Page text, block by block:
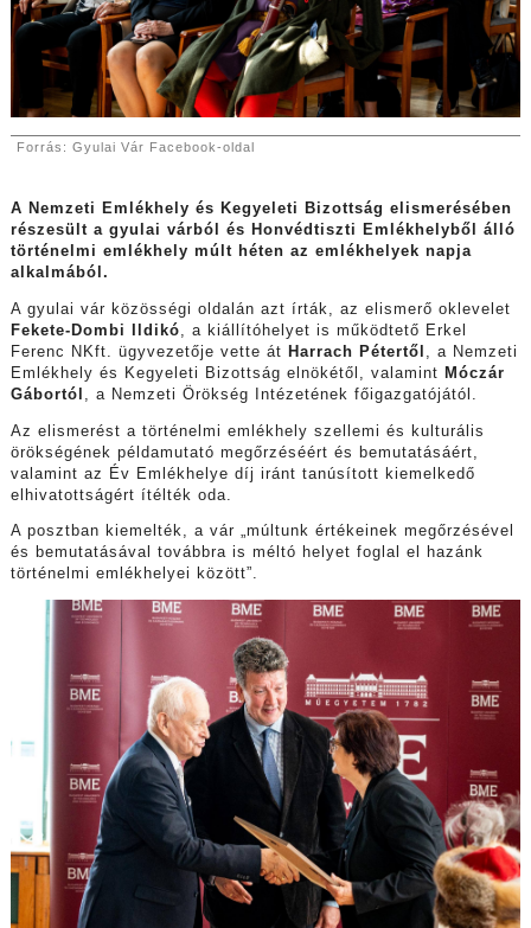
Forrás: Gyulai Vár Facebook-oldal
A Nemzeti Emlékhely és Kegyeleti Bizottság elismerésében
részesült a gyulai várból és Honvédtiszti Emlékhelyből álló
történelmi emlékhely múlt héten az emlékhelyek napja
alkalmából.
A gyulai vár közösségi oldalán azt írták, az elismerő oklevelet
Fekete-Dombi Ildikó, a kiállítóhelyet is működtető Erkel
Ferenc NKft. ügyvezetője vette át Harrach Pétertől , a Nemzeti
Emlékhely és Kegyeleti Bizottság elnökétől, valamint Móczár
Gábortól , a Nemzeti Örökség Intézetének főigazgatójától.
Az elismerést a történelmi emlékhely szellemi és kulturális
örökségének példamutató megőrzéséért és bemutatásáért,
valamint az Év Emlékhelye díj iránt tanúsított kiemelkedő
elhivatottságért ítélték oda.
A posztban kiemelték, a vár „múltunk értékeinek megőrzésével
és bemutatásával továbbra is méltó helyet foglal el hazánk
történelmi emlékhelyei között”.